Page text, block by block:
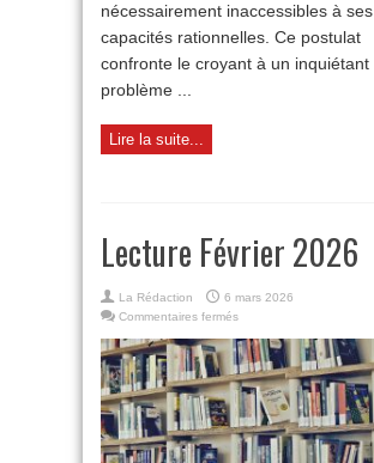
nécessairement inaccessibles à ses
capacités rationnelles. Ce postulat
confronte le croyant à un inquiétant
problème ...
Lire la suite...
Lecture Février 2026
La Rédaction
6 mars 2026
Commentaires ferméssur
Février
2026